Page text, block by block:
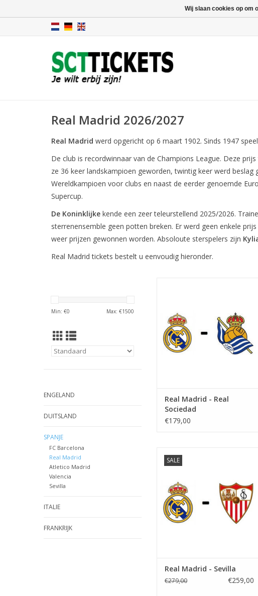
Real Madrid 2026/2027
Real Madrid werd opgericht op 6 maart 1902. Sinds 1947
De club is recordwinnaar van de Champions League. Deze
ze 36 keer landskampioen geworden, twintig keer werd
Wereldkampioen voor clubs en naast de eerder genoemde
Supercup.
De Koninklijke kende een zeer teleurstellend 2025/2026.
sterrenensemble geen potten breken. Er werd geen enkele
weer prijzen gewonnen worden. Absoloute sterspelers zijn
Real Madrid tickets bestelt u eenvoudig hieronder.
Min: €0 Max: €1500
ENGELAND
DUITSLAND
SPANJE
FC Barcelona
Real Madrid
Atletico Madrid
Valencia
Sevilla
ITALIE
FRANKRIJK
Stadion: Santiago Bernabeu
Plaats: Madrid
TOEVOEGEN AAN WINKELWAGEN
Real Madrid - Real
Sociedad
€179,00
SALE
Plaats: Madrid
TOEVOEGEN AAN WINKELWAGEN
Real Madrid - Sevilla
€279,00 €259,00
Wij slaan cookies op om